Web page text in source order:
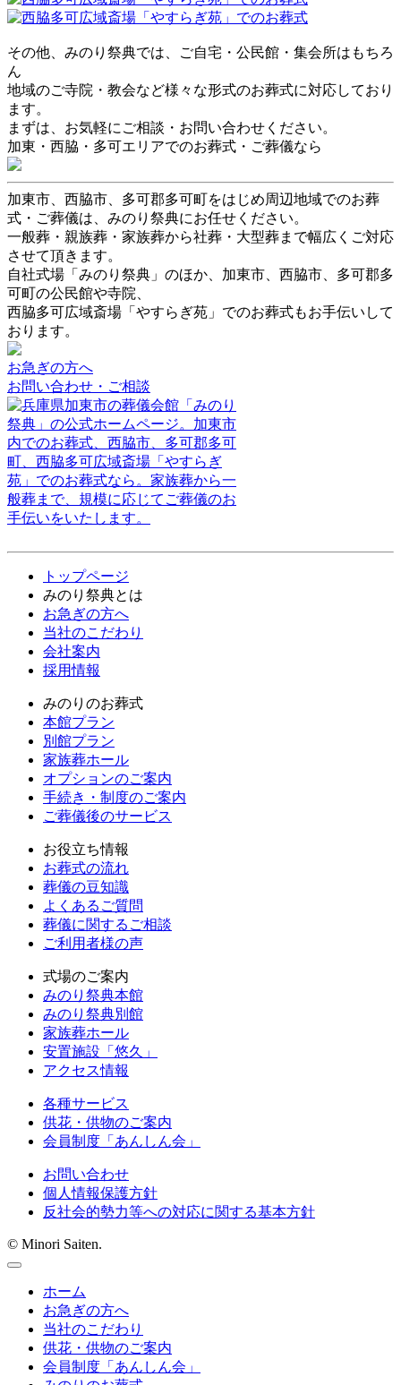
その他、みのり祭典では、ご自宅・公民館・集会所はもちろ
ん
地域のご寺院・教会など様々な形式のお葬式に対応しており
ます。
まずは、お気軽にご相談・お問い合わせください。
加東・西脇・多可エリアでのお葬式・ご葬儀なら
加東市、西脇市、多可郡多可町をはじめ周辺地域でのお葬
式・ご葬儀は、みのり祭典にお任せください。
一般葬・親族葬・家族葬から社葬・大型葬まで幅広くご対応
させて頂きます。
自社式場「みのり祭典」のほか、加東市、西脇市、多可郡多
可町の公民館や寺院、
西脇多可広域斎場「やすらぎ苑」でのお葬式もお手伝いして
おります。
お急ぎの方へ
お問い合わせ・ご相談
トップページ
みのり祭典とは
お急ぎの方へ
当社のこだわり
会社案内
採用情報
みのりのお葬式
本館プラン
別館プラン
家族葬ホール
オプションのご案内
手続き・制度のご案内
ご葬儀後のサービス
お役立ち情報
お葬式の流れ
葬儀の豆知識
よくあるご質問
葬儀に関するご相談
ご利用者様の声
式場のご案内
みのり祭典本館
みのり祭典別館
家族葬ホール
安置施設「悠久」
アクセス情報
各種サービス
供花・供物のご案内
会員制度「あんしん会」
お問い合わせ
個人情報保護方針
反社会的勢力等への対応に関する基本方針
© Minori Saiten.
ホーム
お急ぎの方へ
当社のこだわり
供花・供物のご案内
会員制度「あんしん会」